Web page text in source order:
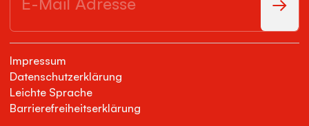
Impressum
Datenschutzerklärung
Leichte Sprache
Barrierefreiheitserklärung